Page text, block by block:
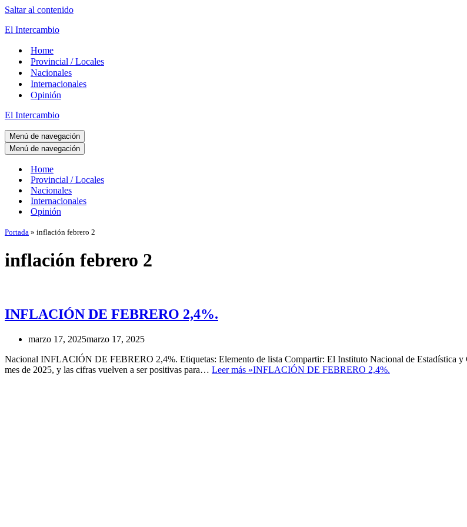
Saltar al contenido
El Intercambio
Home
Provincial / Locales
Nacionales
Internacionales
Opinión
El Intercambio
Menú de navegación
Menú de navegación
Home
Provincial / Locales
Nacionales
Internacionales
Opinión
Portada » inflación febrero 2
inflación febrero 2
INFLACIÓN DE FEBRERO 2,4%.
marzo 17, 2025marzo 17, 2025
Nacional INFLACIÓN DE FEBRERO 2,4%. Etiquetas: Elemento de lista Compartir: El Instituto Nacional de Estadística
mes de 2025, y las cifras vuelven a ser positivas para… Leer más »INFLACIÓN DE FEBRERO 2,4%.